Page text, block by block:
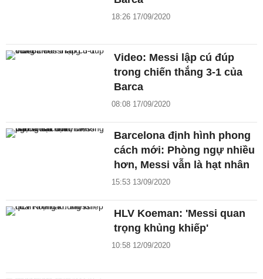
18:26 17/09/2020
Video: Messi lập cú đúp
trong chiến thắng 3-1 của
Barca
08:08 17/09/2020
Barcelona định hình phong
cách mới: Phòng ngự nhiều
hơn, Messi vẫn là hạt nhân
15:53 13/09/2020
HLV Koeman: 'Messi quan
trọng khủng khiếp'
10:58 12/09/2020